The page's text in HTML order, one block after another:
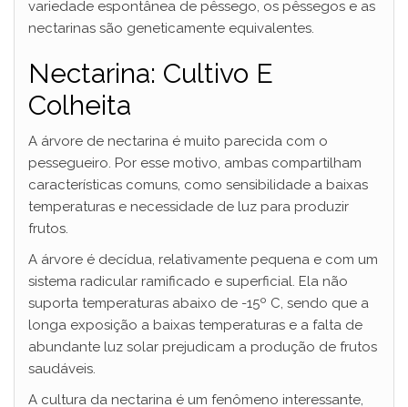
variedade espontânea de pêssego, os pêssegos e as
nectarinas são geneticamente equivalentes.
Nectarina: Cultivo E
Colheita
A árvore de nectarina é muito parecida com o
pessegueiro. Por esse motivo, ambas compartilham
características comuns, como sensibilidade a baixas
temperaturas e necessidade de luz para produzir
frutos.
A árvore é decídua, relativamente pequena e com um
sistema radicular ramificado e superficial. Ela não
suporta temperaturas abaixo de -15º C, sendo que a
longa exposição a baixas temperaturas e a falta de
abundante luz solar prejudicam a produção de frutos
saudáveis.
A cultura da nectarina é um fenômeno interessante,